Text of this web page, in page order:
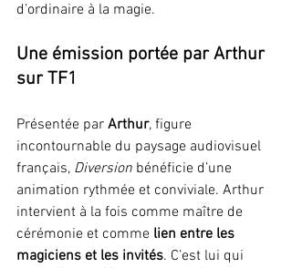
d’ordinaire à la magie.
Une émission portée par Arthur
sur TF1
Présentée par Arthur, figure
incontournable du paysage audiovisuel
français, Diversion bénéficie d’une
animation rythmée et conviviale. Arthur
intervient à la fois comme maître de
cérémonie et comme lien entre les
magiciens et les invités. C’est lui qui